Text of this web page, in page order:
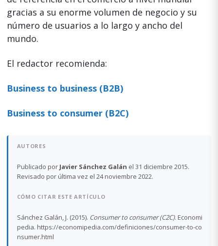
gracias a su enorme volumen de negocio y su
número de usuarios a lo largo y ancho del
mundo.
El redactor recomienda:
Business to business (B2B)
Business to consumer (B2C)
AUTORES
Publicado por Javier Sánchez Galán el 31 diciembre 2015.
Revisado por última vez el 24 noviembre 2022.
CÓMO CITAR ESTE ARTÍCULO
Sánchez Galán, J. (2015). Consumer to consumer (C2C). Economi
pedia. https://economipedia.com/definiciones/consumer-to-co
nsumer.html